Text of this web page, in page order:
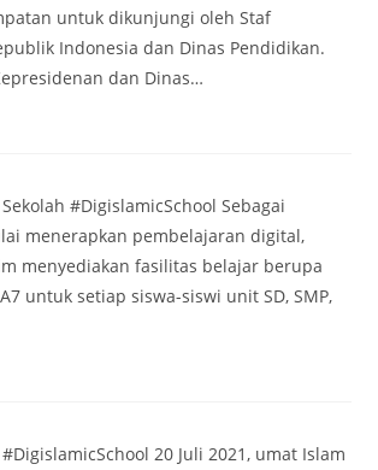
untuk dikunjungi oleh Staf
Indonesia dan Dinas Pendidikan.
dan Dinas…
#DigislamicSchool Sebagai
menerapkan pembelajaran digital,
menyediakan fasilitas belajar berupa
untuk setiap siswa-siswi unit SD, SMP,
20 Juli 2021, umat Islam